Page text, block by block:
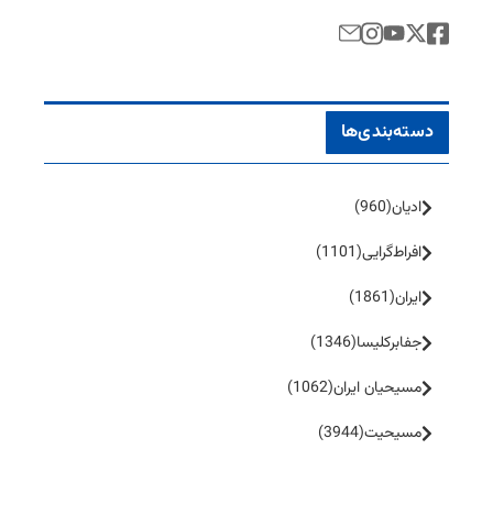
دسته‌بندی‌ها
ادیان(960)
افراط‌گرایی(1101)
ایران(1861)
جفا‌بر‌کلیسا(1346)
مسیحیان ایران(1062)
مسیحیت(3944)